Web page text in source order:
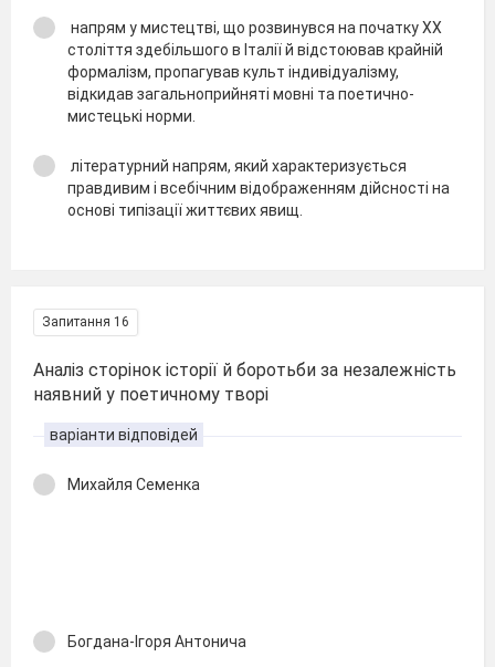
напрям у мистецтві, що розвинувся на початку XX
століття здебільшого в Італії й відстоював крайній
формалізм, пропагував культ індивідуалізму,
відкидав загальноприйняті мовні та поетично-
мистецькі норми.
літературний напрям, який характеризується
правдивим і всебічним відображенням дійсності на
основі типізації життєвих явищ.
Запитання 16
Аналіз сторінок історії й боротьби за незалежність
наявний у поетичному творі
варіанти відповідей
Михайля Семенка
Богдана-Ігоря Антонича